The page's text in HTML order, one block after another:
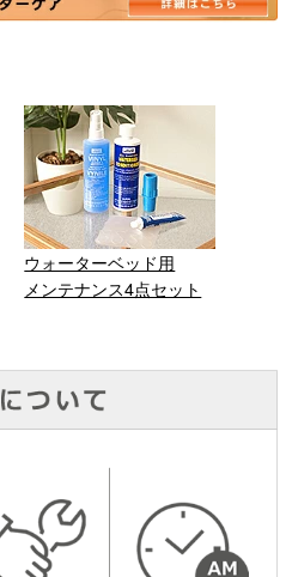
ウォーターベッド用
メンテナンス4点セット